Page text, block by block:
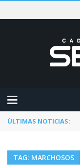
ÚLTIMAS NOTICIAS:
TAG: MARCHOSOS